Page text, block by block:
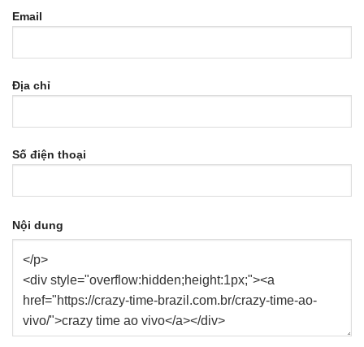
Email
Địa chỉ
Số điện thoại
Nội dung